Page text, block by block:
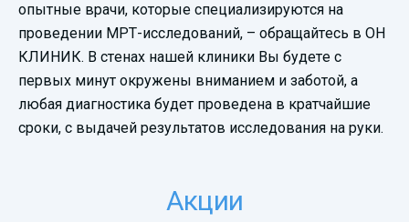
опытные врачи, которые специализируются на
проведении МРТ-исследований, – обращайтесь в ОН
КЛИНИК. В стенах нашей клиники Вы будете с
первых минут окружены вниманием и заботой, а
любая диагностика будет проведена в кратчайшие
сроки, с выдачей результатов исследования на руки.
Акции